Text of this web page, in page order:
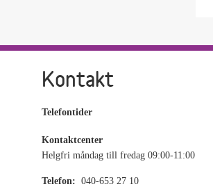
Kontakt
Telefontider
Kontaktcenter
Helgfri måndag till fredag 09:00-11:00
Telefon: 040-653 27 10